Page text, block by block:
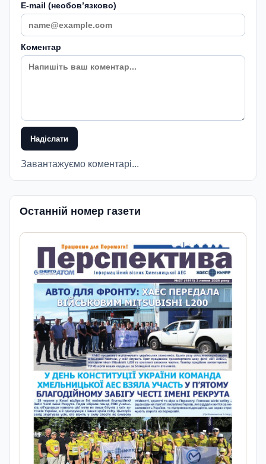
E-mail (необовʼязково)
Коментар
Надіслати
Завантажуємо коментарі...
Останній номер газети